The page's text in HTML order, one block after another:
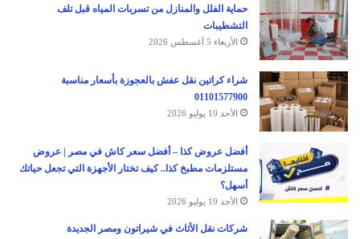
حماية الفلل والمنازل من تسربات المياه قبل تلف
التشطيبات
الأربعاء 5 أغسطس 2026
شراء كراتين نقل عفش بالعجوزة بأسعار مناسبة
01101577900
الأحد 19 يوليو 2026
أفضل عروض كذا – أفضل سعر كاش في مصر | عروض
مستلزمات مطبخ كذا.. كيف تختار الأجهزة التي تجعل حياتك
أسهل؟
الأحد 19 يوليو 2026
شركات نقل الأثاث في شيراتون ومصر الجديدة